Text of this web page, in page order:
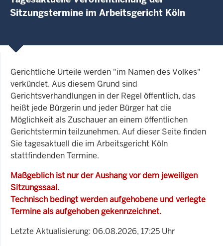
Sitzungstermine im Arbeitsgericht Köln
Gerichtliche Urteile werden "im Namen des Volkes"
verkündet. Aus diesem Grund sind
Gerichtsverhandlungen in der Regel öffentlich, das
heißt jede Bürgerin und jeder Bürger hat die
Möglichkeit als Zuschauer an einem öffentlichen
Gerichtstermin teilzunehmen. Auf dieser Seite finden
Sie tagesaktuell die im Arbeitsgericht Köln
stattfindenden Termine.
Maßgeblich ist nur der Aushang vor dem jeweiligen
Sitzungssaal.
Technisch bedingt werden aufgehobene und verlegte
Termine als aufgehoben gekennzeichnet.
Letzte Aktualisierung: 06.08.2026, 17:25 Uhr